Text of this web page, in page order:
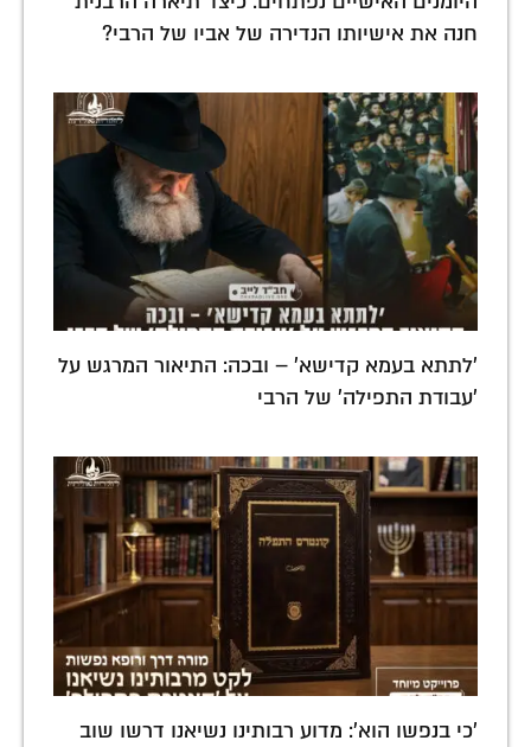
חנה את אישיותו הנדירה של אביו של הרבי?
'לתתא בעמא קדישא' – ובכה: התיאור המרגש על
'עבודת התפילה' של הרבי
'כי בנפשו הוא': מדוע רבותינו נשיאנו דרשו שוב